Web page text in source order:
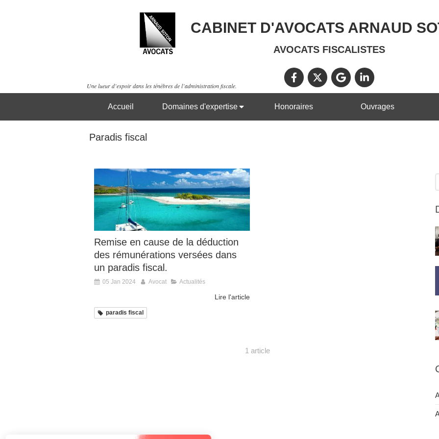
CABINET D'AVOCATS ARNAUD
AVOCATS FISCALISTES
Une lueur d’espoir dans les ténèbres de l’administration fiscale.
Accueil Domaines d'expertise Honoraires Ouvrages
Paradis fiscal
Remise en cause de la déduction
des rémunérations versées dans
un paradis fiscal.
05 Jan 2024 Avocat Actualités
Lire l'article
paradis fiscal
1 article